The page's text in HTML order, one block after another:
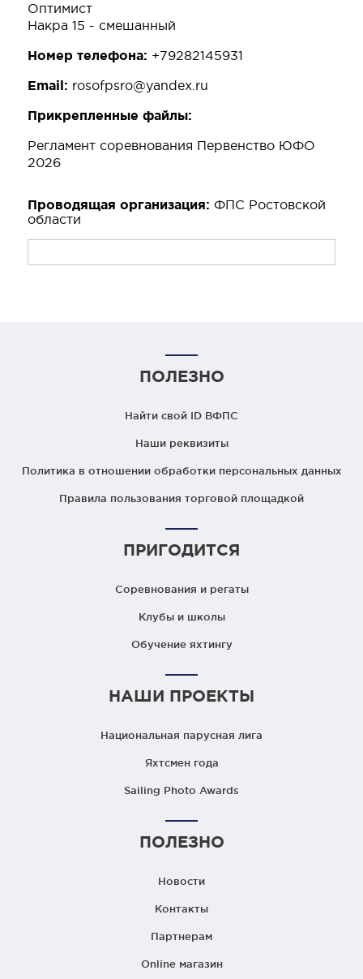
Оптимист
Накра 15 - смешанный
Номер телефона: +79282145931
Email: rosofpsro@yandex.ru
Прикрепленные файлы:
Регламент соревнования Первенство ЮФО
2026
Проводящая организация: ФПС Ростовской
области
ПОЛЕЗНО
Найти свой ID ВФПС
Наши реквизиты
Политика в отношении обработки персональных данных
Правила пользования торговой площадкой
ПРИГОДИТСЯ
Соревнования и регаты
Клубы и школы
Обучение яхтингу
НАШИ ПРОЕКТЫ
Национальная парусная лига
Яхтсмен года
Sailing Photo Awards
ПОЛЕЗНО
Новости
Контакты
Партнерам
Online магазин